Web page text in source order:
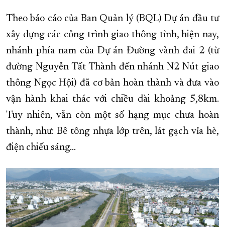
Theo báo cáo của Ban Quản lý (BQL) Dự án đầu tư
xây dựng các công trình giao thông tỉnh, hiện nay,
nhánh phía nam của Dự án Đường vành đai 2 (từ
đường Nguyễn Tất Thành đến nhánh N2 Nút giao
thông Ngọc Hội) đã cơ bản hoàn thành và đưa vào
vận hành khai thác với chiều dài khoảng 5,8km.
Tuy nhiên, vẫn còn một số hạng mục chưa hoàn
thành, như: Bê tông nhựa lớp trên, lát gạch vỉa hè,
điện chiếu sáng…